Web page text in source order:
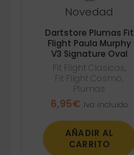
Novedad
Dartstore Plumas Fit
Flight Paula Murphy
V3 Signature Oval
Fit Flight Clasicas
Fit Flight Cosmo
Plumas
6,95€ Iva incluido
AÑADIR AL
CARRITO